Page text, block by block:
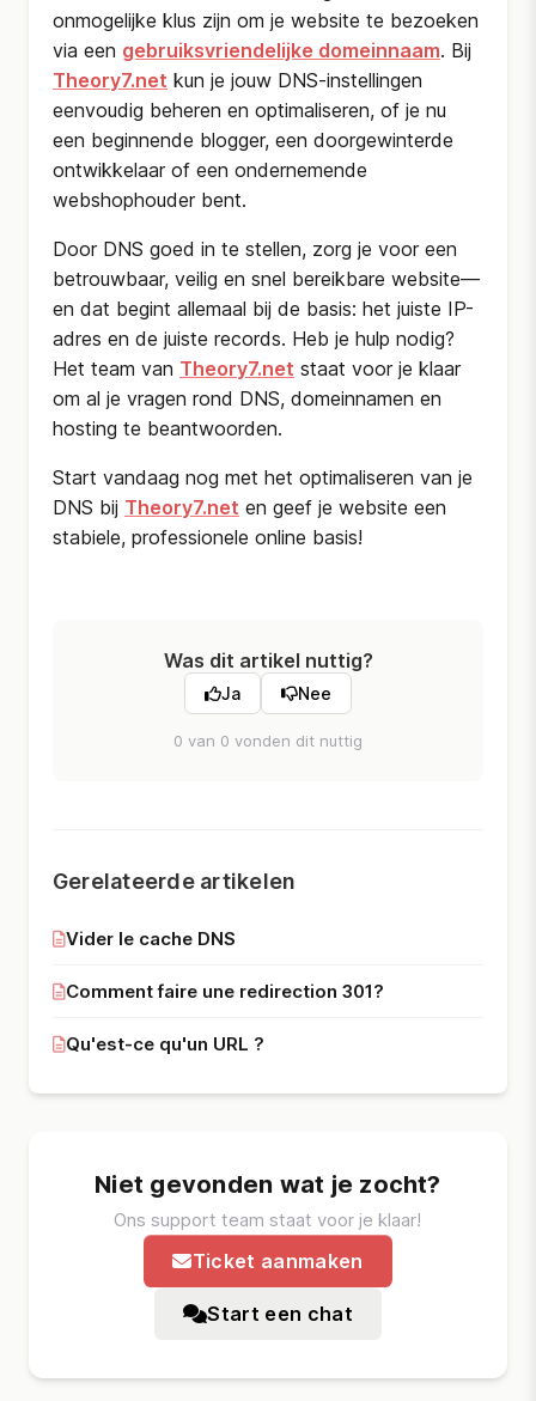
onmogelijke klus zijn om je website te bezoeken
via een gebruiksvriendelijke domeinnaam. Bij
Theory7.net kun je jouw DNS-instellingen
eenvoudig beheren en optimaliseren, of je nu
een beginnende blogger, een doorgewinterde
ontwikkelaar of een ondernemende
webshophouder bent.
Door DNS goed in te stellen, zorg je voor een
betrouwbaar, veilig en snel bereikbare website—
en dat begint allemaal bij de basis: het juiste IP-
adres en de juiste records. Heb je hulp nodig?
Het team van Theory7.net staat voor je klaar
om al je vragen rond DNS, domeinnamen en
hosting te beantwoorden.
Start vandaag nog met het optimaliseren van je
DNS bij Theory7.net en geef je website een
stabiele, professionele online basis!
Was dit artikel nuttig?
Ja Nee
0 van 0 vonden dit nuttig
Gerelateerde artikelen
Vider le cache DNS
Comment faire une redirection 301?
Qu'est-ce qu'un URL ?
Niet gevonden wat je zocht?
Ons support team staat voor je klaar!
Ticket aanmaken
Start een chat